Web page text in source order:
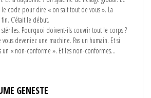
le code pour dire « on sait tout de vous ». La
C’était le début.
stériles. Pourquoi doivent-ils couvrir tout le corps ?
vous deveniez une machine. Pas un humain. Et si
un « non-conforme ». Et les non-conformes…
GENESTE